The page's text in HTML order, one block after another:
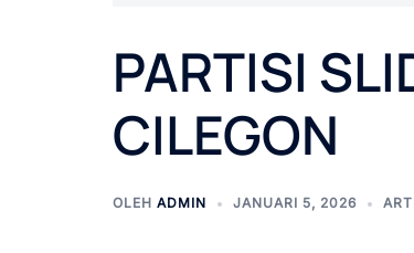
PARTISI
CILEGON
OLEH ADMIN JANUARI 5, 2026